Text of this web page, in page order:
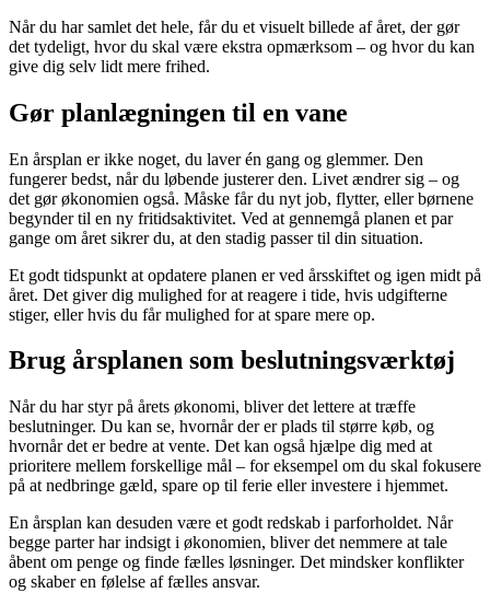
Når du har samlet det hele, får du et visuelt billede af året, der gør
det tydeligt, hvor du skal være ekstra opmærksom – og hvor du kan
give dig selv lidt mere frihed.
Gør planlægningen til en vane
En årsplan er ikke noget, du laver én gang og glemmer. Den
fungerer bedst, når du løbende justerer den. Livet ændrer sig – og
det gør økonomien også. Måske får du nyt job, flytter, eller børnene
begynder til en ny fritidsaktivitet. Ved at gennemgå planen et par
gange om året sikrer du, at den stadig passer til din situation.
Et godt tidspunkt at opdatere planen er ved årsskiftet og igen midt på
året. Det giver dig mulighed for at reagere i tide, hvis udgifterne
stiger, eller hvis du får mulighed for at spare mere op.
Brug årsplanen som beslutningsværktøj
Når du har styr på årets økonomi, bliver det lettere at træffe
beslutninger. Du kan se, hvornår der er plads til større køb, og
hvornår det er bedre at vente. Det kan også hjælpe dig med at
prioritere mellem forskellige mål – for eksempel om du skal fokusere
på at nedbringe gæld, spare op til ferie eller investere i hjemmet.
En årsplan kan desuden være et godt redskab i parforholdet. Når
begge parter har indsigt i økonomien, bliver det nemmere at tale
åbent om penge og finde fælles løsninger. Det mindsker konflikter
og skaber en følelse af fælles ansvar.